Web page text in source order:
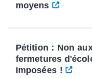
moyens
Pétition : Non
fermetures
imposées !